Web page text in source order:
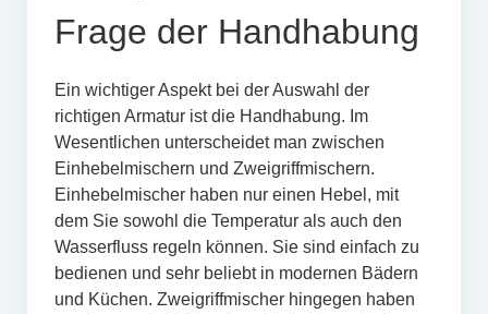
Frage der Handhabung
Ein wichtiger Aspekt bei der Auswahl der
richtigen Armatur ist die Handhabung. Im
Wesentlichen unterscheidet man zwischen
Einhebelmischern und Zweigriffmischern.
Einhebelmischer haben nur einen Hebel, mit
dem Sie sowohl die Temperatur als auch den
Wasserfluss regeln können. Sie sind einfach zu
bedienen und sehr beliebt in modernen Bädern
und Küchen. Zweigriffmischer hingegen haben